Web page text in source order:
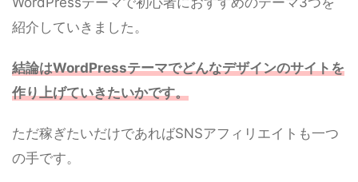
紹介していきました。
結論はWordPressテーマでどんなデザインのサイトを
作り上げていきたいかです。
ただ稼ぎたいだけであればSNSアフィリエイトも一つ
の手です。